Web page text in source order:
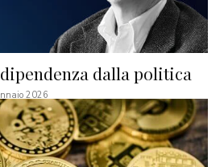
dalla politica
2026